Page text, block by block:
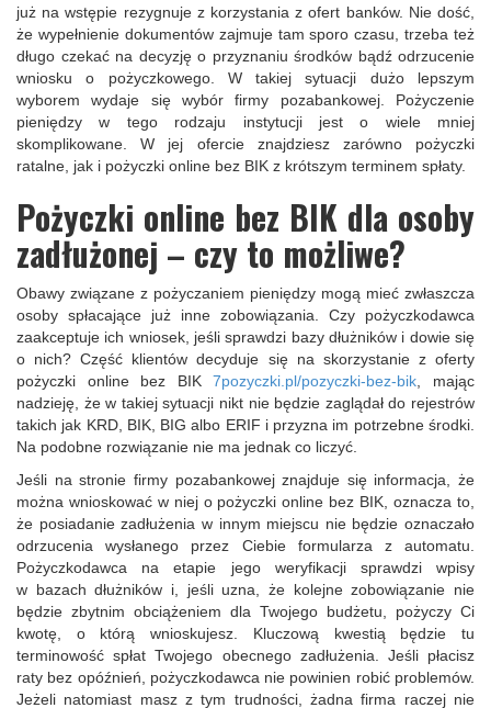
już na wstępie rezygnuje z korzystania z ofert banków. Nie dość,
że wypełnienie dokumentów zajmuje tam sporo czasu, trzeba też
długo czekać na decyzję o przyznaniu środków bądź odrzucenie
wniosku o pożyczkowego. W takiej sytuacji dużo lepszym
wyborem wydaje się wybór firmy pozabankowej. Pożyczenie
pieniędzy w tego rodzaju instytucji jest o wiele mniej
skomplikowane. W jej ofercie znajdziesz zarówno pożyczki
ratalne, jak i pożyczki online bez BIK z krótszym terminem spłaty.
Pożyczki online bez BIK dla osoby
zadłużonej – czy to możliwe?
Obawy związane z pożyczaniem pieniędzy mogą mieć zwłaszcza
osoby spłacające już inne zobowiązania. Czy pożyczkodawca
zaakceptuje ich wniosek, jeśli sprawdzi bazy dłużników i dowie się
o nich? Część klientów decyduje się na skorzystanie z oferty
pożyczki online bez BIK7pozyczki.pl/pozyczki-bez-bik , mając
nadzieję, że w takiej sytuacji nikt nie będzie zaglądał do rejestrów
takich jak KRD, BIK, BIG albo ERIF i przyzna im potrzebne środki.
Na podobne rozwiązanie nie ma jednak co liczyć.
Jeśli na stronie firmy pozabankowej znajduje się informacja, że
można wnioskować w niej o pożyczki online bez BIK, oznacza to,
że posiadanie zadłużenia w innym miejscu nie będzie oznaczało
odrzucenia wysłanego przez Ciebie formularza z automatu.
Pożyczkodawca na etapie jego weryfikacji sprawdzi wpisy
w bazach dłużników i, jeśli uzna, że kolejne zobowiązanie nie
będzie zbytnim obciążeniem dla Twojego budżetu, pożyczy Ci
kwotę, o którą wnioskujesz. Kluczową kwestią będzie tu
terminowość spłat Twojego obecnego zadłużenia. Jeśli płacisz
raty bez opóźnień, pożyczkodawca nie powinien robić problemów.
Jeżeli natomiast masz z tym trudności, żadna firma raczej nie